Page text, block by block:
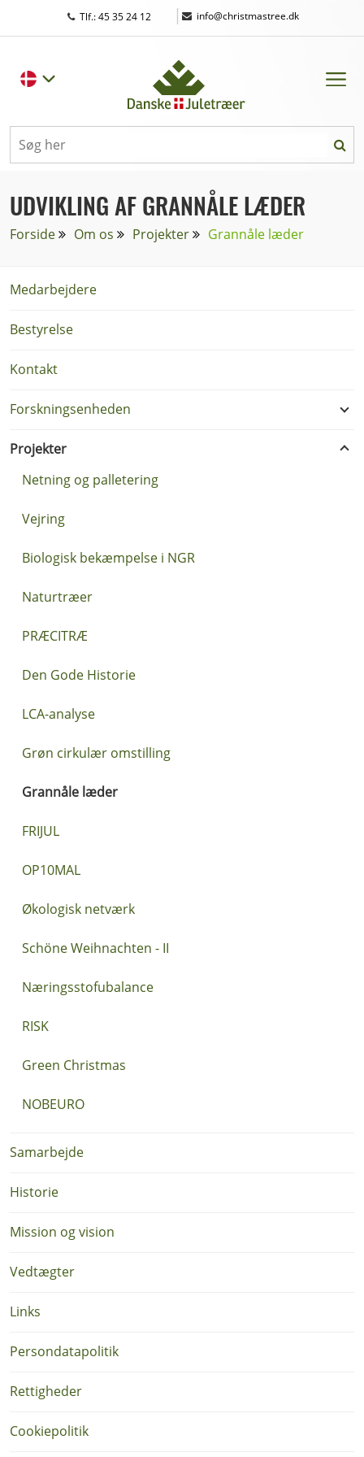
Tlf.: 45 35 24 12 | info@christmastree.dk
UDVIKLING AF GRANNÅLE LÆDER
Forside Om os Projekter Grannåle læder
Medarbejdere
Bestyrelse
Kontakt
Forskningsenheden
Projekter
Netning og palletering
Vejring
Biologisk bekæmpelse i NGR
Naturtræer
PRÆCITRÆ
Den Gode Historie
LCA-analyse
Grøn cirkulær omstilling
Grannåle læder
FRIJUL
OP10MAL
Økologisk netværk
Schöne Weihnachten - II
Næringsstofubalance
RISK
Green Christmas
NOBEURO
Samarbejde
Historie
Mission og vision
Vedtægter
Links
Persondatapolitik
Rettigheder
Cookiepolitik